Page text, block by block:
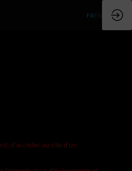
FR
d’accéder au site d’un